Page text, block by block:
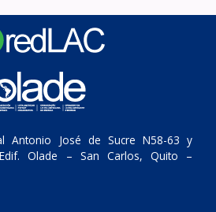
Antonio José de Sucre N58-63 y
Olade – San Carlos, Quito –